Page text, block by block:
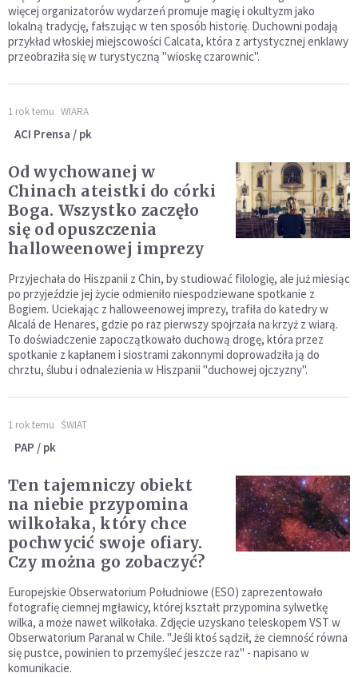
więcej organizatorów wydarzeń promuje magię i okultyzm jako
lokalną tradycję, fałszując w ten sposób historię. Duchowni podają
przykład włoskiej miejscowości Calcata, która z artystycznej enklawy
przeobraziła się w turystyczną "wioskę czarownic".
1 rok temu WIARA
ACI Prensa / pk
Od wychowanej w
Chinach ateistki do córki
Boga. Wszystko zaczęło
się od opuszczenia
halloweenowej imprezy
Przyjechała do Hiszpanii z Chin, by studiować filologię, ale już miesiąc
po przyjeździe jej życie odmieniło niespodziewane spotkanie z
Bogiem. Uciekając z halloweenowej imprezy, trafiła do katedry w
Alcalá de Henares, gdzie po raz pierwszy spojrzała na krzyż z wiarą.
To doświadczenie zapoczątkowało duchową drogę, która przez
spotkanie z kapłanem i siostrami zakonnymi doprowadziła ją do
chrztu, ślubu i odnalezienia w Hiszpanii "duchowej ojczyzny".
1 rok temu ŚWIAT
PAP / pk
Ten tajemniczy obiekt
na niebie przypomina
wilkołaka, który chce
pochwycić swoje ofiary.
Czy można go zobaczyć?
Europejskie Obserwatorium Południowe (ESO) zaprezentowało
fotografię ciemnej mgławicy, której kształt przypomina sylwetkę
wilka, a może nawet wilkołaka. Zdjęcie uzyskano teleskopem VST w
Obserwatorium Paranal w Chile. "Jeśli ktoś sądził, że ciemność równa
się pustce, powinien to przemyśleć jeszcze raz" - napisano w
komunikacie.